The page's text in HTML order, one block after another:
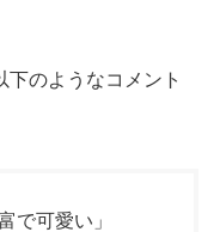
のようなコメント
で可愛い」